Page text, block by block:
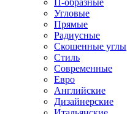
П-образные
Угловые
Прямые
Радиусные
Скошенные углы
Стиль
Современные
Евро
Английские
Дизайнерские